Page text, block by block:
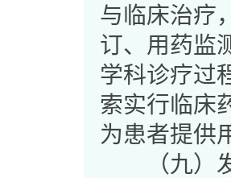
与临床治疗
订、用药监
学科诊疗过
索实行临床
为患者提供
（九）发